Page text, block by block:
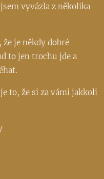
vyvázla z několika
že je někdy dobré
to jen trochu jde a
to, že si za vámi jakkoli